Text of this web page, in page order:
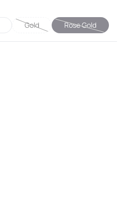
Gold
(Diese Option ist zurzeit nicht
Rose Gold
(Diese Option